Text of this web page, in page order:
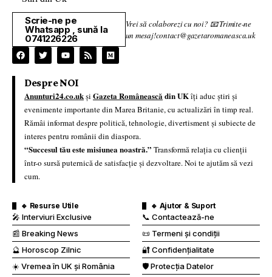
Scrie-ne pe
Whatsapp , sună la
0741226226
Vrei să colaborezi cu noi? 📧 Trimite-ne
un mesaj!contact@gazetaromaneasca.uk
Despre NOI
Anunturi24.co.ukși Gazeta Româneascădin UKîți aduc știri și
evenimente importante din Marea Britanie, cu actualizări în timp real.
Rămâi informat despre politică, tehnologie, divertisment și subiecte de
interes pentru românii din diaspora.
“Succesul tău este misiunea noastră.” Transformă relația cu clienții
într-o sursă puternică de satisfacție și dezvoltare. Noi te ajutăm să vezi
cum.
🔹 Resurse Utile
🎤 Interviuri Exclusive
📰 Breaking News
🔮 Horoscop Zilnic
☀️ Vremea în UK și România
🔹 Ajutor & Suport
📞 Contactează-ne
📜 Termeni și condiții
🔐 Confidențialitate
🛡️ Protecția Datelor